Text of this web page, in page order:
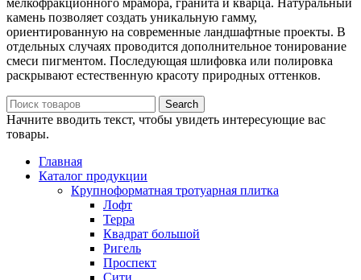
мелкофракционного мрамора, гранита и кварца. Натуральный
камень позволяет создать уникальную гамму,
ориентированную на современные ландшафтные проекты. В
отдельных случаях проводится дополнительное тонирование
смеси пигментом. Последующая шлифовка или полировка
раскрывают естественную красоту природных оттенков.
Search
Начните вводить текст, чтобы увидеть интересующие вас
товары.
Главная
Каталог продукции
Крупноформатная тротуарная плитка
Лофт
Терра
Квадрат большой
Ригель
Проспект